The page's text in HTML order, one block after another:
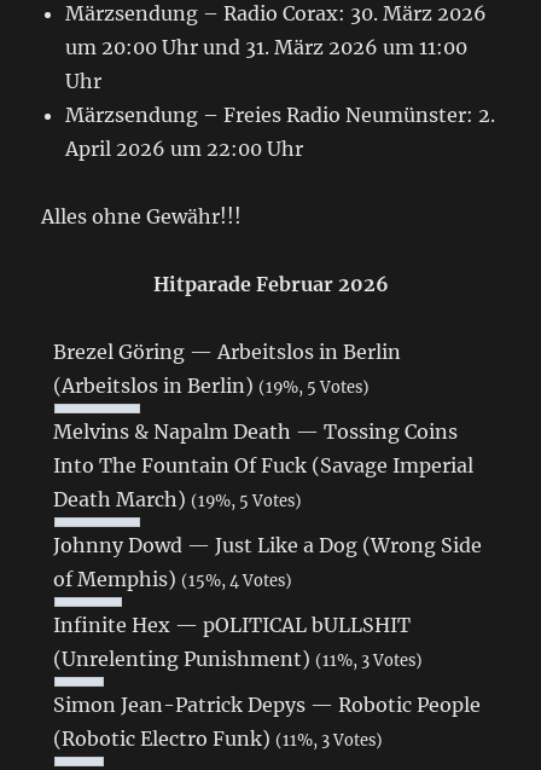
Märzsendung – Radio Corax: 30. März 2026
um 20:00 Uhr und 31. März 2026 um 11:00
Uhr
Märzsendung – Freies Radio Neumünster: 2.
April 2026 um 22:00 Uhr
Alles ohne Gewähr!!!
Hitparade Februar 2026
Brezel Göring — Arbeitslos in Berlin
(Arbeitslos in Berlin) (19%, 5 Votes)
Melvins & Napalm Death — Tossing Coins
Into The Fountain Of Fuck (Savage Imperial
Death March) (19%, 5 Votes)
Johnny Dowd — Just Like a Dog (Wrong Side
of Memphis) (15%, 4 Votes)
Infinite Hex — pOLITICAL bULLSHIT
(Unrelenting Punishment) (11%, 3 Votes)
Simon Jean-Patrick Depys — Robotic People
(Robotic Electro Funk) (11%, 3 Votes)